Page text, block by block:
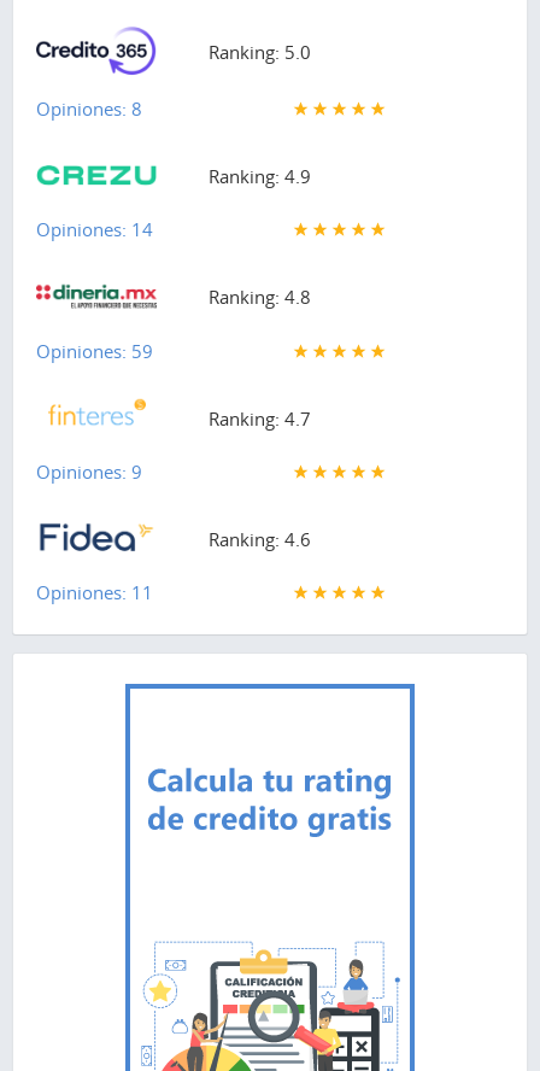
Ranking: 5.0
Opiniones: 8
Ranking: 4.9
Opiniones: 14
Ranking: 4.8
Opiniones: 59
Ranking: 4.7
Opiniones: 9
Ranking: 4.6
Opiniones: 11